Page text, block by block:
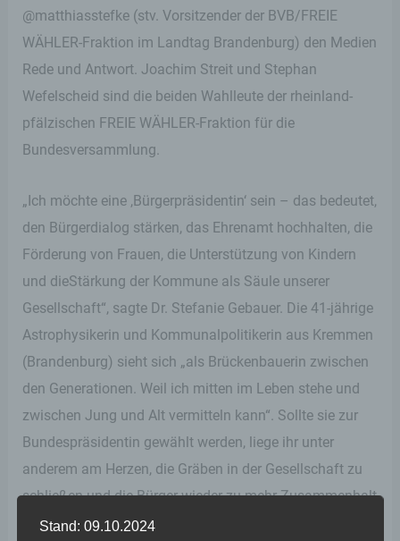
@matthiasstefke (stv. Vorsitzender der BVB/FREIE
WÄHLER-Fraktion im Landtag Brandenburg) den Medien
Rede und Antwort. Joachim Streit und Stephan
Wefelscheid sind die beiden Wahlleute der rheinland-
pfälzischen FREIE WÄHLER-Fraktion für die
Bundesversammlung.
„Ich möchte eine ,Bürgerpräsidentin‘ sein – das bedeutet,
den Bürgerdialog stärken, das Ehrenamt hochhalten, die
Förderung von Frauen, die Unterstützung von Kindern
und dieStärkung der Kommune als Säule unserer
Gesellschaft“, sagte Dr. Stefanie Gebauer. Die 41-jährige
Astrophysikerin und Kommunalpolitikerin aus Kremmen
(Brandenburg) sieht sich „als Brückenbauerin zwischen
den Generationen. Weil ich mitten im Leben stehe und
zwischen Jung und Alt vermitteln kann“. Sollte sie zur
Bundespräsidentin gewählt werden, liege ihr unter
anderem am Herzen, die Gräben in der Gesellschaft zu
schließen und die Bürger wieder zu mehr Zusammenhalt
zu ermutigen. Demokratie braucht Auswahl, ich biete die
Stand: 09.10.2024